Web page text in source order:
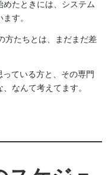
たときには、システム
す。
方たちとは、まだまだ差
ている方と、その専門
なんて考えてます。